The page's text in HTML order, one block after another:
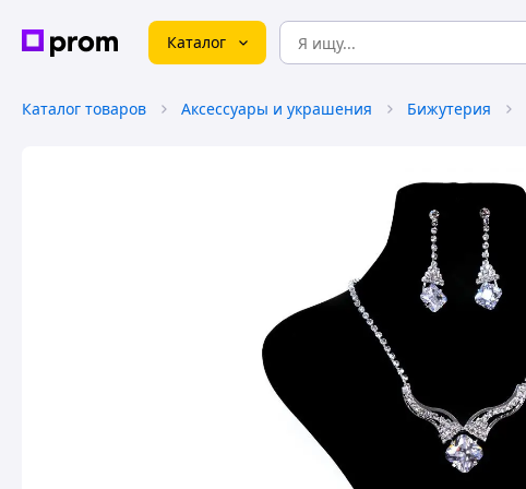
Каталог
Каталог товаров Аксессуары и украшения Бижутерия